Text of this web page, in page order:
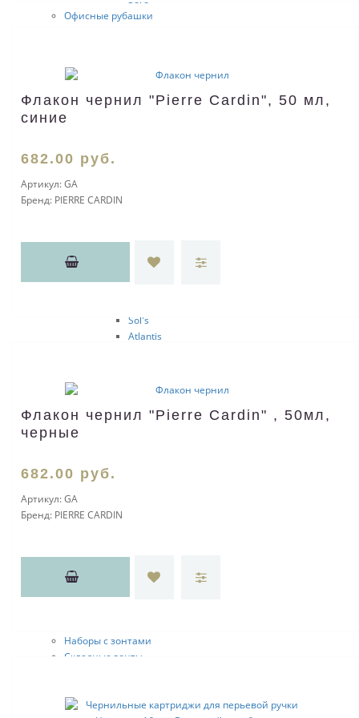
Офисные рубашки
Fruit of the Loom
Куртки, ветровки и жилеты
JRC
Happy Gifts
Sol's
Atlantis
Шапки
Вязаные комплекты
Аксессуары
Спортивная одежда
Детская одежда
Наборы с зонтами
Складные зонты
Все для отдыха
Флакон чернил "Pierre Cardin", 50 мл,
синие
682.00 руб.
Артикул:GA
Бренд: PIERRE CARDIN
Флакон чернил "Pierre Cardin" , 50мл,
черные
682.00 руб.
Артикул:GA
Бренд: PIERRE CARDIN